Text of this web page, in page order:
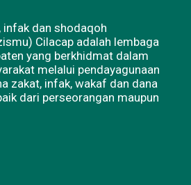
infak dan shodaqoh
Cilacap adalah lembaga
yang berkhidmat dalam
melalui pendayagunaan
zakat, infak, wakaf dan dana
dari perseorangan maupun